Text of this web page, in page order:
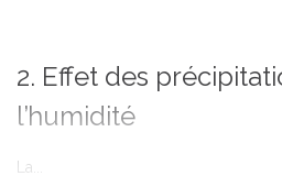
2. Effet des
l’humidité
La...